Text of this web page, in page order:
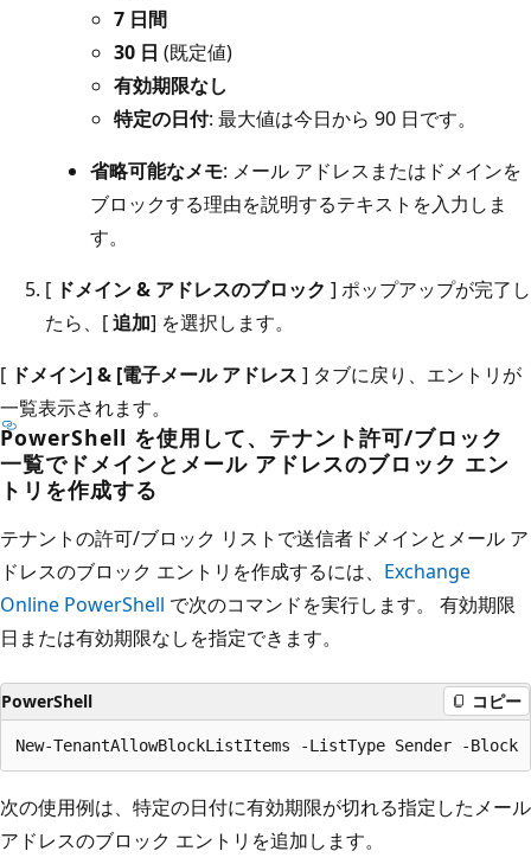
7 日間
30 日 (既定値)
有効期限なし
特定の日付: 最大値は今日から 90 日です。
省略可能なメモ: メール アドレスまたはドメインを
ブロックする理由を説明するテキストを入力しま
す。
[ ドメイン & アドレスのブロック ] ポップアップが完了し
たら、[追加] を選択します。
[ ドメイン] & [電子メール アドレス ] タブに戻り、エントリが
一覧表示されます。
PowerShell を使用して、テナント許可/ブロック
一覧でドメインとメール アドレスのブロック エン
トリを作成する
テナントの許可/ブロック リストで送信者ドメインとメール ア
ドレスのブロック エントリを作成するには、 Exchange
Online PowerShell で次のコマンドを実行します。 有効期限
日または有効期限なしを指定できます。
PowerShell コピー
次の使用例は、特定の日付に有効期限が切れる指定したメール
アドレスのブロック エントリを追加します。